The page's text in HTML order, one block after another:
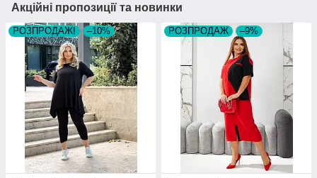
Акційні пропозиції та новинки
РОЗПРОДАЖ! –10% РОЗПРОДАЖ –9%